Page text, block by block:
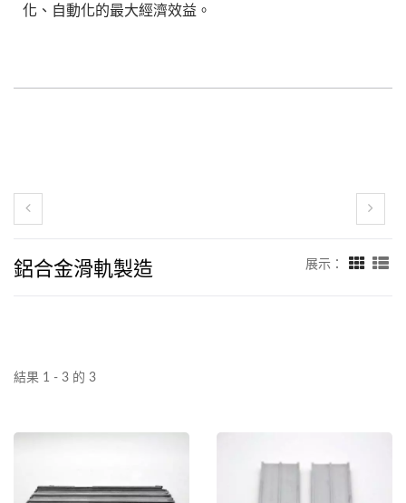
化、自動化的最大經濟效益。
鋁合金滑軌製造 展示：
結果 1 - 3 的 3